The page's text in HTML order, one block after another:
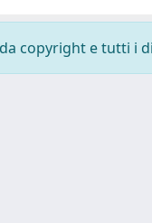
copyright e tutti i